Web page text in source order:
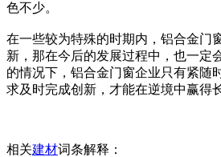
色不少。
在一些较为特殊的时期内，铝合金门
新，那在今后的发展过程中，也一定
的情况下，铝合金门窗企业只有紧随
求及时完成创新，才能在逆境中赢得
相关建材词条解释：